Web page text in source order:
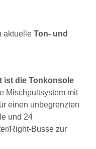
aktuelle Ton- und
ist die Tonkonsole
Mischpultsystem mit
einen unbegrenzten
und 24
Right-Busse zur